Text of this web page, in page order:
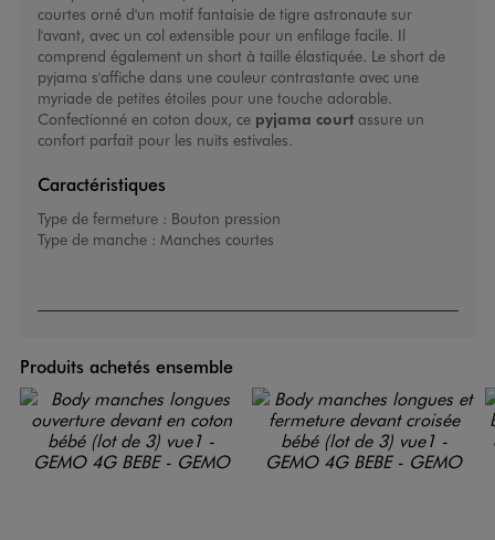
courtes orné d'un motif fantaisie de tigre astronaute sur
l'avant, avec un col extensible pour un enfilage facile. Il
comprend également un short à taille élastiquée. Le short de
pyjama s'affiche dans une couleur contrastante avec une
myriade de petites étoiles pour une touche adorable.
Confectionné en coton doux, ce pyjama courtassure un
confort parfait pour les nuits estivales.
Caractéristiques
Type de fermeture : Bouton pression
Type de manche : Manches courtes
Produits achetés ensemble